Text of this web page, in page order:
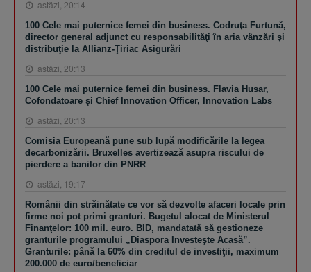
astăzi, 20:14
100 Cele mai puternice femei din business. Codruţa Furtună,
director general adjunct cu responsabilităţi în aria vânzări şi
distribuţie la Allianz-Ţiriac Asigurări
astăzi, 20:13
100 Cele mai puternice femei din business. Flavia Husar,
Cofondatoare şi Chief Innovation Officer, Innovation Labs
astăzi, 20:13
Comisia Europeană pune sub lupă modificările la legea
decarbonizării. Bruxelles avertizează asupra riscului de
pierdere a banilor din PNRR
astăzi, 19:17
Românii din străinătate ce vor să dezvolte afaceri locale prin
firme noi pot primi granturi. Bugetul alocat de Ministerul
Finanţelor: 100 mil. euro. BID, mandatată să gestioneze
granturile programului „Diaspora Investeşte Acasă”.
Granturile: până la 60% din creditul de investiţii, maximum
200.000 de euro/beneficiar